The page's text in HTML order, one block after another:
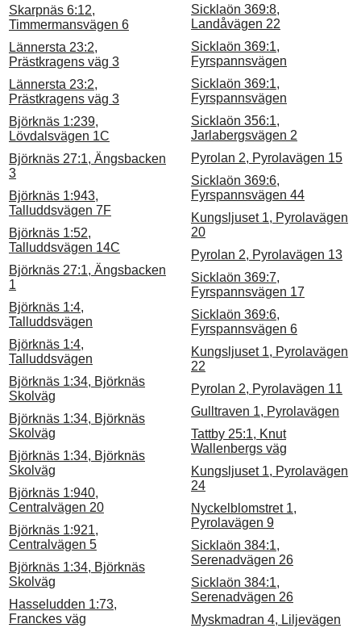
Skarpnäs 6:12,
Timmermansvägen 6
Lännersta 23:2,
Prästkragens väg 3
Lännersta 23:2,
Prästkragens väg 3
Björknäs 1:239,
Lövdalsvägen 1C
Björknäs 27:1, Ängsbacken
3
Björknäs 1:943,
Talluddsvägen 7F
Björknäs 1:52,
Talluddsvägen 14C
Björknäs 27:1, Ängsbacken
1
Björknäs 1:4,
Talluddsvägen
Björknäs 1:4,
Talluddsvägen
Björknäs 1:34, Björknäs
Skolväg
Björknäs 1:34, Björknäs
Skolväg
Björknäs 1:34, Björknäs
Skolväg
Björknäs 1:940,
Centralvägen 20
Björknäs 1:921,
Centralvägen 5
Björknäs 1:34, Björknäs
Skolväg
Hasseludden 1:73,
Franckes väg
Sicklaön 369:8,
Landåvägen 22
Sicklaön 369:1,
Fyrspannsvägen
Sicklaön 369:1,
Fyrspannsvägen
Sicklaön 356:1,
Jarlabergsvägen 2
Pyrolan 2, Pyrolavägen 15
Sicklaön 369:6,
Fyrspannsvägen 44
Kungsljuset 1, Pyrolavägen
20
Pyrolan 2, Pyrolavägen 13
Sicklaön 369:7,
Fyrspannsvägen 17
Sicklaön 369:6,
Fyrspannsvägen 6
Kungsljuset 1, Pyrolavägen
22
Pyrolan 2, Pyrolavägen 11
Gulltraven 1, Pyrolavägen
Tattby 25:1, Knut
Wallenbergs väg
Kungsljuset 1, Pyrolavägen
24
Nyckelblomstret 1,
Pyrolavägen 9
Sicklaön 384:1,
Serenadvägen 26
Sicklaön 384:1,
Serenadvägen 26
Myskmadran 4, Liljevägen